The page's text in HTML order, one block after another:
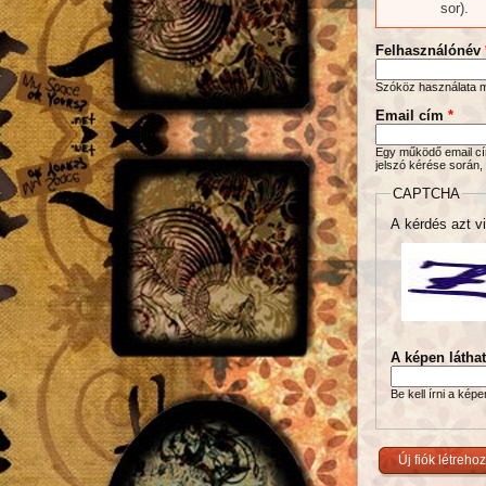
sor).
Felhasználónév
Szóköz használata
Email cím *
Egy működő email
jelszó kérése során,
CAPTCHA
A kérdés azt
A képen
Be kell írni a